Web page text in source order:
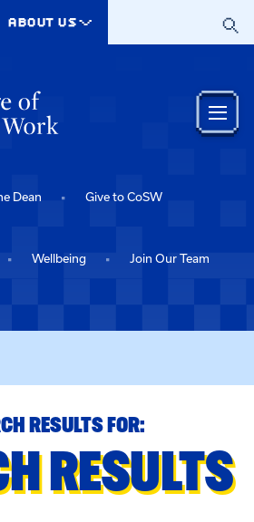
ABOUT US
Dean Give to CoSW
Wellbeing Join Our Team
RESULTS FOR:
RESULTS